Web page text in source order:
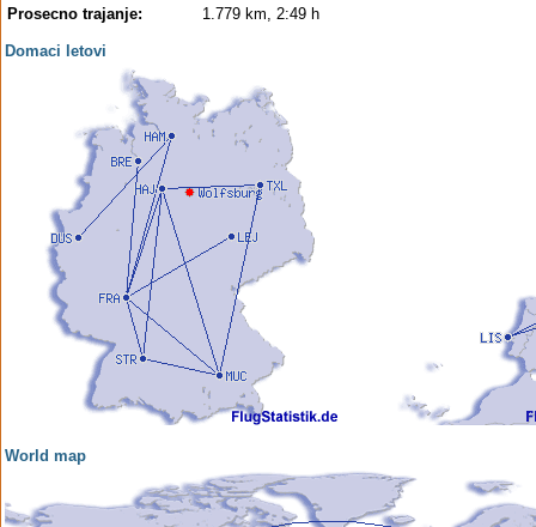
Prosecno trajanje:
1.779 km, 2:49 h
Domaci letovi
World map